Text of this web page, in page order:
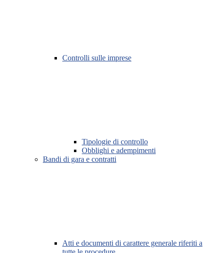
Controlli sulle imprese
Tipologie di controllo
Obblighi e adempimenti
Bandi di gara e contratti
Atti e documenti di carattere generale riferiti a